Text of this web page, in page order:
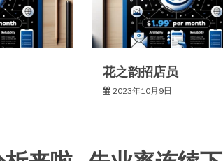
花之韵招店员
2023年10月9日